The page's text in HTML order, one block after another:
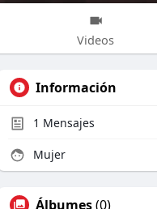
Videos
Información
1 Mensajes
Mujer
Álbumes(0)